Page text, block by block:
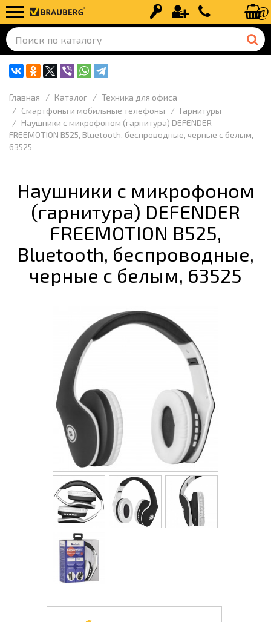
Вход Регистрация+7 (499) 110-
Главная Каталог
Техника для офиса
Смартфоны и мобильные телефоны
Гарнитуры
Наушники с микрофоном (гарнитура) DEFENDER
FREEMOTION B525, Bluetooth, беспроводные, черные с белым,
63525
Наушники с микрофоном
(гарнитура) DEFENDER
FREEMOTION B525,
Bluetooth, беспроводные,
черные с белым, 63525